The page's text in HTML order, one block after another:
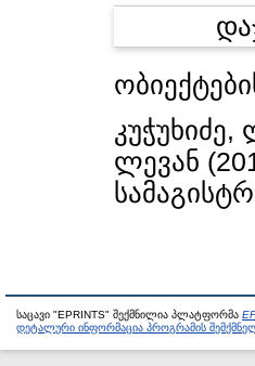
კუჭუხიძე,
ლევან
საცავი "EPRINTS" შექმნილია პლატფორმა
დეტალური ინფორმაცია პროგრამის